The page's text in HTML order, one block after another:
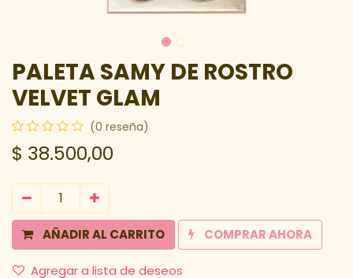
PALETA SAMY DE ROSTRO
VELVET GLAM
(0 reseña)
$ 38.500,00
AÑADIR AL CARRITO COMPRAR AHORA
Agregar a lista de deseos